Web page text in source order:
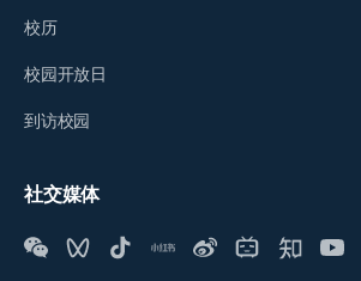
校历
校园开放日
到访校园
社交媒体